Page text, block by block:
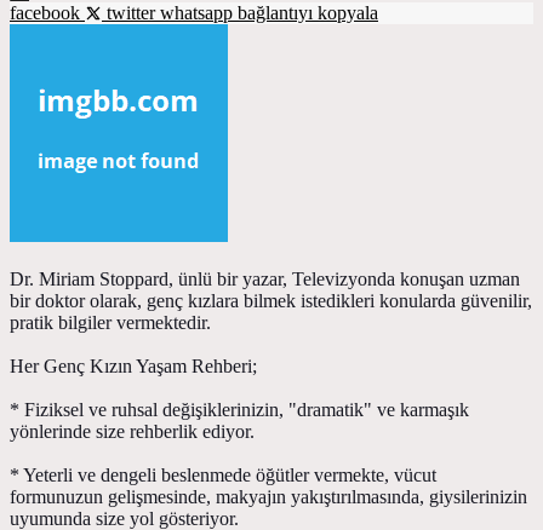
facebook twitterwhatsapp bağlantıyı kopyala
Dr. Miriam Stoppard, ünlü bir yazar, Televizyonda konuşan uzman
bir doktor olarak, genç kızlara bilmek istedikleri konularda güvenilir,
pratik bilgiler vermektedir.
Her Genç Kızın Yaşam Rehberi;
* Fiziksel ve ruhsal değişiklerinizin, "dramatik" ve karmaşık
yönlerinde size rehberlik ediyor.
* Yeterli ve dengeli beslenmede öğütler vermekte, vücut
formunuzun gelişmesinde, makyajın yakıştırılmasında, giysilerinizin
uyumunda size yol gösteriyor.